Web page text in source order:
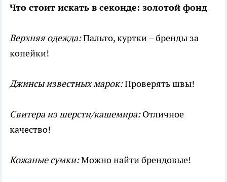
Что стоит искать в секонде: золотой фонд
Верхняя одежда:Пальто, куртки – бренды за
копейки!
Джинсы известных марок:Проверять швы!
Свитера из шерсти/кашемира:Отличное
качество!
Кожаные сумки:Можно найти брендовые!